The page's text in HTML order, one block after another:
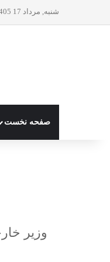
شنبه, مرداد 17 1405
صفحه نخست
وزیر